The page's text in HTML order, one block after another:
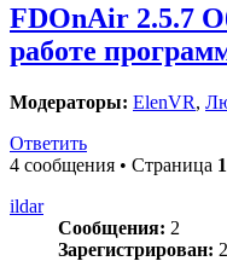
FDOnAir 2.5.7
работе
Модераторы: ElenVR,
Ответить
4 сообщения • Страница 1
ildar
Сообщения: 2
Зарегистрирован: